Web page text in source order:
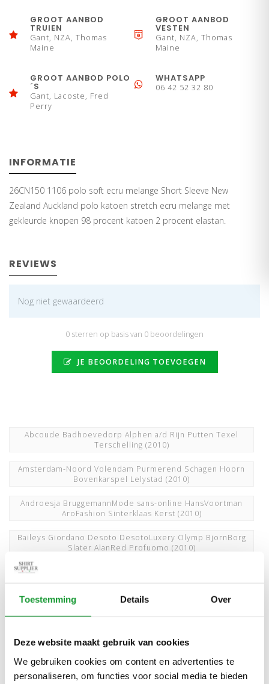
Toestemming Details Over
Deze website maakt gebruik van cookies
We gebruiken cookies om content en advertenties te
personaliseren, om functies voor social media te bieden
GROOT AANBOD
TRUIEN
Gant, NZA, Thomas
Maine
GROOT AANBOD
VESTEN
Gant, NZA, Thomas
Maine
GROOT AANBOD POLO
´S
Gant, Lacoste, Fred
Perry
WHATSAPP
06 42 52 32 80
INFORMATIE
26CN150 1106 polo soft ecru melange Short Sleeve New
Zealand Auckland polo katoen stretch ecru melange met
gekleurde knopen 98 procent katoen 2 procent elastan.
REVIEWS
Nog niet gewaardeerd
0 sterren op basis van 0 beoordelingen
JE BEOORDELING TOEVOEGEN
Abcoude Badhoevedorp Alphen a/d Rijn Putten Texel
Terschelling (2010)
Amsterdam-Noord Volendam Purmerend Schagen Hoorn
Bovenkarspel Lelystad (2010)
Androesja BruggemannMode sans-online HansVoortman
AroFashion Sinterklaas Kerst (2010)
Baileys Giordano Desoto DesotoLuxery Olymp BjornBorg
Slater AlanRed Profuomo (2010)
BerkelRodenrijs Bergschenhoek Geldermalsen(2010)
Buitenveldert Amsterdam Oud-Zuid Amstelveen Bergen
Alkmaar(2010)
Den Bosch Vught Veghel Roermond Venlo Maastricht
Eindhoven Nistelrode Breda Tilburg Oosterhout
Udenhout Bavel Dongen(2033)